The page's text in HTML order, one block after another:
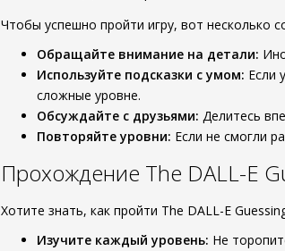
Чтобы успешно пройти игру, вот несколько
Обращайте внимание на детали:
Используйте подсказки с умом: Если
сложные уровне.
Обсуждайте с друзьями: Делитесь
Повторяйте уровни: Если не смогли
Прохождение The DALL-E
Хотите знать, как пройти The DALL-E
Изучите каждый уровень: Не